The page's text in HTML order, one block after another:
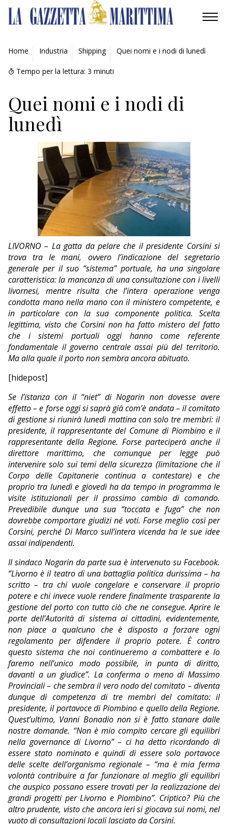
AMBIENTE
MOBILITÀ
INDUSTRIA
RICERCA
ECONOMIA
TURISMO
CULTURA
NAUTICA
EDITORIALI
Home Industria Shipping Quei nomi e i nodi di lunedì
Tempo per la lettura: 3 minuti
Quei nomi e i nodi di
lunedì
LIVORNO – La gatta da pelare che il presidente Corsini si
trova tra le mani, ovvero l’indicazione del segretario
generale per il suo “sistema” portuale, ha una singolare
caratteristica: la mancanza di una consultazione con i livelli
livornesi, mentre risulta che l’intera operazione venga
condotta mano nella mano con il ministero competente, e
in particolare con la sua componente politica. Scelta
legittima, visto che Corsini non ha fatto mistero del fatto
che i sistemi portuali oggi hanno come referente
fondamentale il governo centrale assai più del territorio.
Ma alla quale il porto non sembra ancora abituato.
[hidepost]
Se l’istanza con il “niet” di Nogarin non dovesse avere
effetto – e forse oggi si saprà già com’è andata – il comitato
di gestione si riunirà lunedì mattina con solo tre membri: il
presidente, il rappresentante del Comune di Piombino e il
rappresentante della Regione. Forse parteciperà anche il
direttore marittimo, che comunque per legge può
intervenire solo sui temi della sicurezza (limitazione che il
Corpo delle Capitanerie continua a contestare) e che
proprio tra lunedì e giovedì ha da tempo in programma le
visite istituzionali per il prossimo cambio di comando.
Prevedibile dunque una sua “toccata e fuga” che non
dovrebbe comportare giudizi né voti. Forse meglio così per
Corsini, perché Di Marco sull’intera vicenda ha le sue idee
assai indipendenti.
Il sindaco Nogarin da parte sua è intervenuto su Facebook.
“Livorno è il teatro di una battaglia politica durissima – ha
scritto – tra chi vuole congelare e conservare il proprio
potere e chi invece vuole rendere finalmente trasparente la
gestione del porto con tutto ciò che ne consegue. Aprire le
porte dell’Autorità di sistema ai cittadini, evidentemente,
non piace a qualcuno che è disposto a forzare ogni
regolamento per difendere il proprio potere. È contro
questo sistema che noi continueremo a combattere e lo
faremo nell’unico modo possibile, in punta di diritto,
davanti a un giudice”. La conferma o meno di Massimo
Provinciali – che sembra il vero nodo del comitato – diventa
dunque di competenza di tre membri del comitato: il
presidente, il portavoce di Piombino e quello della Regione.
Quest’ultimo, Vanni Bonadio non si è fatto stanare dalle
nostre domande. “Non è mio compito cercare gli equilibri
nella governance di Livorno” – ci ha detto ricordando di
essere stato nominato e quindi di essere solo portavoce
delle scelte dell’organismo regionale – “ma è mia ferma
volontà contribuire a far funzionare al meglio gli equilibri
che auspico possano essere trovati per la realizzazione dei
grandi progetti per Livorno e Piombino”. Criptico? Più che
altro prudente, visto che ancora ieri si giocava sui nomi, nel
vuoto di consultazioni locali lasciato da Corsini.